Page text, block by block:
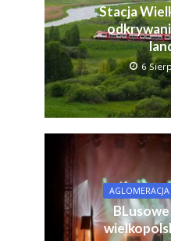
Stacja
6
AGLOMERACJA